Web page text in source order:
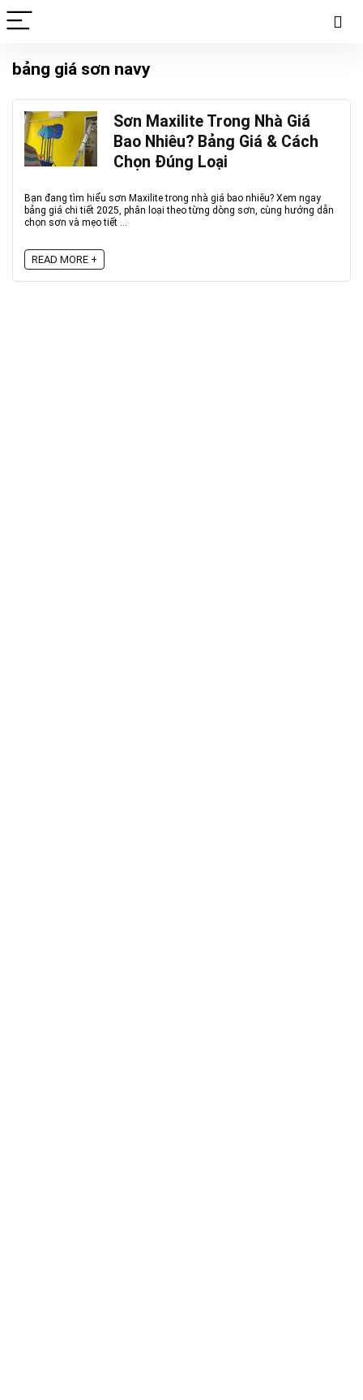
bảng giá sơn navy
Sơn Maxilite Trong Nhà Giá
Bao Nhiêu? Bảng Giá & Cách
Chọn Đúng Loại
Bạn đang tìm hiểu sơn Maxilite trong nhà giá bao nhiêu? Xem ngay
bảng giá chi tiết 2025, phân loại theo từng dòng sơn, cùng hướng dẫn
chọn sơn và mẹo tiết ...
READ MORE +